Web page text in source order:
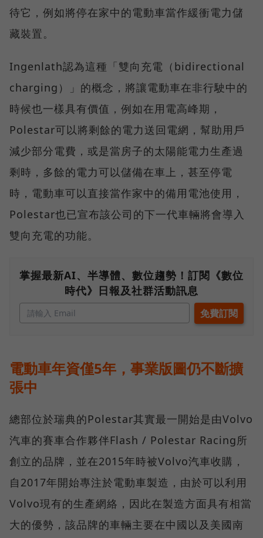
待它，例如將停在家中的電動車當作緩衝電力儲
藏裝置。
Ingenlath認為這種「雙向充電（bidirectional
charging）」的概念，將讓電動車在非行駛中的
時候也一樣具有價值，例如在用電高峰期，
Polestar可以將剩餘的電力送回電網，幫助用戶
減少部分電費，或是當房子的太陽能電力生產過
剩時，多餘的電力可以儲備在車上，甚至停電
時，電動車可以直接當作家中的備用電池使用，
Polestar也已宣布該公司的下一代車輛將會導入
雙向充電的功能。
掌握最新AI、半導體、數位趨勢！訂閱《數位
時代》日報及社群活動訊息
電動車年資僅5年，事業版圖仍不斷擴
張中
總部位於瑞典的Polestar其實最一開始是由Volvo
汽車的賽車合作夥伴Flash / Polestar Racing所
創立的品牌，並在2015年時被Volvo汽車收購，
自2017年開始專注於電動車製造，由於可以利用
Volvo現有的生產網絡，因此在製造方面具有相當
大的優勢，該品牌的車輛主要在中國以及美國南